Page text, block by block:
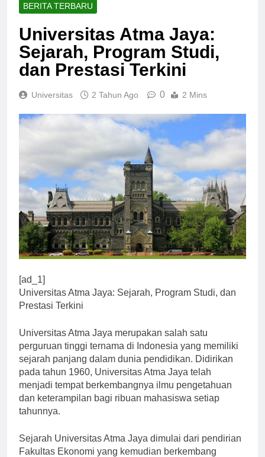
BERITA TERBARU
Universitas Atma Jaya:
Sejarah, Program Studi,
dan Prestasi Terkini
Universitas 2 Tahun Ago 0 2 Mins
[ad_1]
Universitas Atma Jaya: Sejarah, Program Studi, dan
Prestasi Terkini
Universitas Atma Jaya merupakan salah satu
perguruan tinggi ternama di Indonesia yang memiliki
sejarah panjang dalam dunia pendidikan. Didirikan
pada tahun 1960, Universitas Atma Jaya telah
menjadi tempat berkembangnya ilmu pengetahuan
dan keterampilan bagi ribuan mahasiswa setiap
tahunnya.
Sejarah Universitas Atma Jaya dimulai dari pendirian
Fakultas Ekonomi yang kemudian berkembang